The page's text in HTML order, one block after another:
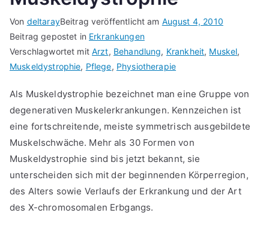
Von deltarayBeitrag veröffentlicht am August 4, 2010
Beitrag gepostet in Erkrankungen
Verschlagwortet mitArzt, Behandlung, Krankheit, Muskel,
Muskeldystrophie, Pflege, Physiotherapie
Als Muskeldystrophie bezeichnet man eine Gruppe von
degenerativen Muskelerkrankungen. Kennzeichen ist
eine fortschreitende, meiste symmetrisch ausgebildete
Muskelschwäche. Mehr als 30 Formen von
Muskeldystrophie sind bis jetzt bekannt, sie
unterscheiden sich mit der beginnenden Körperregion,
des Alters sowie Verlaufs der Erkrankung und der Art
des X-chromosomalen Erbgangs.